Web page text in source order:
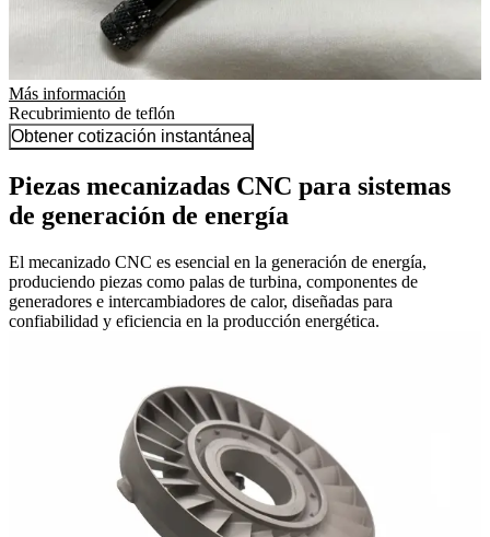
Más información
Recubrimiento de teflón
Obtener cotización instantánea
Piezas mecanizadas CNC para sistemas
de generación de energía
El mecanizado CNC es esencial en la generación de energía,
produciendo piezas como palas de turbina, componentes de
generadores e intercambiadores de calor, diseñadas para
confiabilidad y eficiencia en la producción energética.